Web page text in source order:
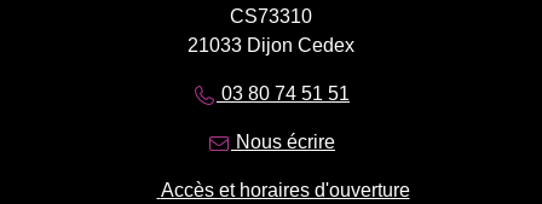
CS73310
21033 Dijon Cedex
03 80 74 51 51
Nous écrire
Accès et horaires d'ouverture